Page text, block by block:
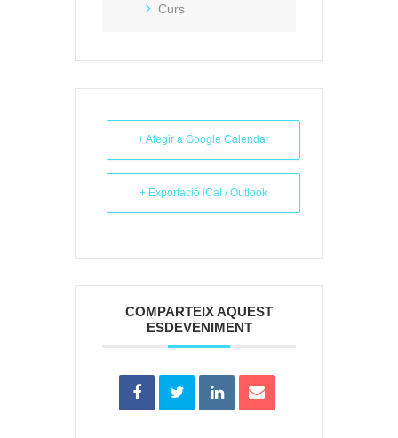
Curs
+ Afegir a Google Calendar
+ Exportació iCal / Outlook
COMPARTEIX AQUEST
ESDEVENIMENT